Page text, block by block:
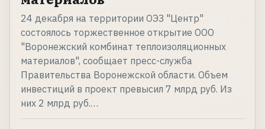
24 декабря на территории ОЭЗ "Центр"
состоялось торжественное открытие ООО
"Воронежский комбинат теплоизоляционных
материалов", сообщает пресс-служба
Правительства Воронежской области. Объем
инвестиций в проект превысил 7 млрд руб. Из
них 2 млрд руб.…